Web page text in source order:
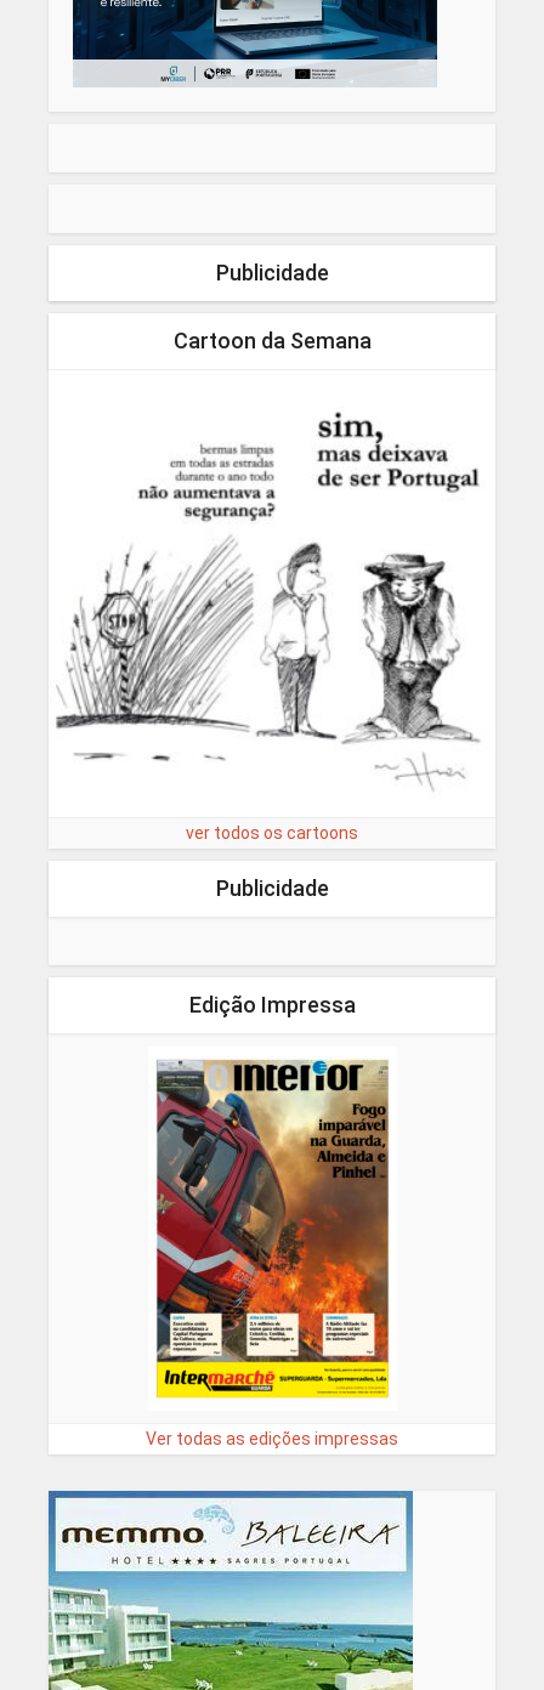
Publicidade
Cartoon da Semana
ver todos os cartoons
Publicidade
Edição Impressa
Ver todas as edições impressas